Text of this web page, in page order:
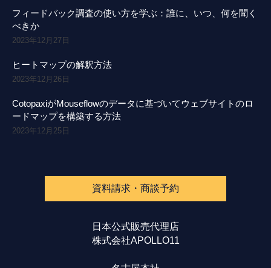
フィードバック調査の使い方を学ぶ：誰に、いつ、何を聞く
べきか
2023年12月27日
ヒートマップの解釈方法
2023年12月26日
CotopaxiがMouseflowのデータに基づいてウェブサイトのロ
ードマップを構築する方法
2023年12月25日
資料請求・商談予約
日本公式販売代理店
株式会社APOLLO11